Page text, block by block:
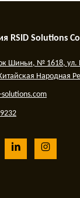
RSID Solutions
Шиньи, № 1618,
Народная